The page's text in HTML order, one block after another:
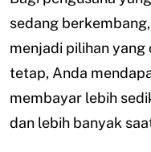
sedang
menjadi pilihan yang
tetap, Anda
membayar lebih
dan lebih banyak